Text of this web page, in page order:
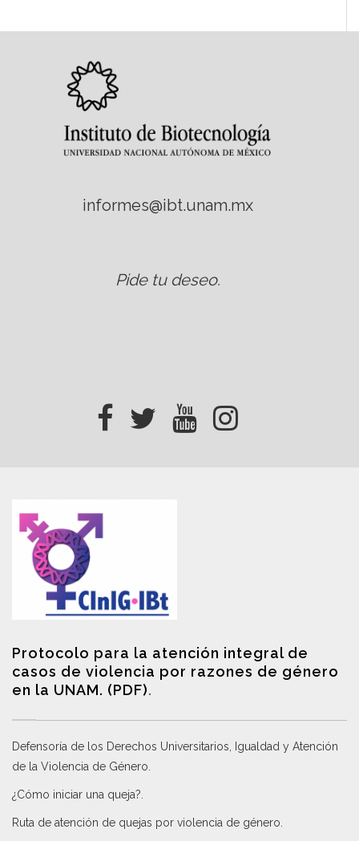
informes@ibt.unam.mx
Pide tu deseo.
Protocolo para la atención integral de
casos de violencia por razones de género
en la UNAM. (PDF).
Defensoría de los Derechos Universitarios, Igualdad y Atención
de la Violencia de Género
¿Cómo iniciar una queja?
Ruta de atención de quejas por violencia de género